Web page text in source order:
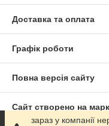
Доставка та оплата
Графік роботи
Повна версія сайту
Сайт створено на
зараз у компанії